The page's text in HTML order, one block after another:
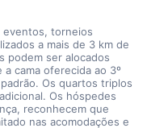
torneios
a mais de 3 km de
podem ser alocados
cama oferecida ao 3º
Os quartos triplos
Os hóspedes
reconhecem que
nas acomodações e